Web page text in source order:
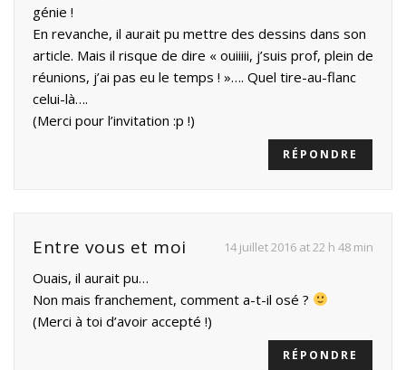
génie !
En revanche, il aurait pu mettre des dessins dans son
article. Mais il risque de dire « ouiiiii, j’suis prof, plein de
réunions, j’ai pas eu le temps ! »…. Quel tire-au-flanc
celui-là….
(Merci pour l’invitation :p !)
RÉPONDRE
Entre vous et moi 14 juillet 2016 at 22 h 48 min
Ouais, il aurait pu…
Non mais franchement, comment a-t-il osé ?
(Merci à toi d’avoir accepté !)
RÉPONDRE